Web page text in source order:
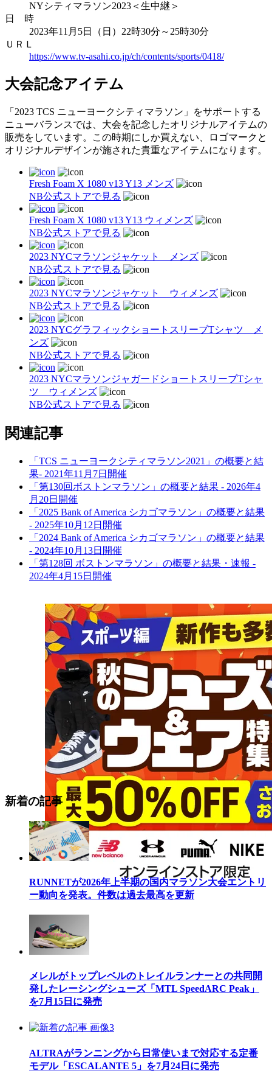
NYシティマラソン2023＜生中継＞
日 時
2023年11月5日（日）22時30分～25時30分
ＵＲＬ
https://www.tv-asahi.co.jp/ch/contents/sports/0418/
大会記念アイテム
「2023 TCS ニューヨークシティマラソン」をサポートする
ニューバランスでは、大会を記念したオリジナルアイテムの
販売をしています。この時期にしか買えない、ロゴマークと
オリジナルデザインが施された貴重なアイテムになります。
Fresh Foam X 1080 v13 Y13 メンズ
NB公式ストアで見る
Fresh Foam X 1080 v13 Y13 ウィメンズ
NB公式ストアで見る
2023 NYCマラソンジャケット メンズ
NB公式ストアで見る
2023 NYCマラソンジャケット ウィメンズ
NB公式ストアで見る
2023 NYCグラフィックショートスリーブTシャツ メ
ンズ
NB公式ストアで見る
2023 NYCマラソンジャガードショートスリーブTシャ
ツ ウィメンズ
NB公式ストアで見る
関連記事
「TCS ニューヨークシティマラソン2021」の概要と結
果- 2021年11月7日開催
「第130回ボストンマラソン」の概要と結果 - 2026年4
月20日開催
「2025 Bank of America シカゴマラソン」の概要と結果
- 2025年10月12日開催
「2024 Bank of America シカゴマラソン」の概要と結果
- 2024年10月13日開催
「第128回 ボストンマラソン」の概要と結果・速報 -
2024年4月15日開催
新着の記事
RUNNETが2026年上半期の国内マラソン大会エントリ
ー動向を発表。件数は過去最高を更新
メレルがトップレベルのトレイルランナーとの共同開
発したレーシングシューズ「MTL SpeedARC Peak」
を7月15日に発売
ALTRAがランニングから日常使いまで対応する定番
モデル「ESCALANTE 5」を7月24日に発売